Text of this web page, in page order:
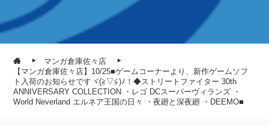
マンガ倉庫佐々店
【マンガ倉庫佐々店】10/25■ゲームコーナーより、新作ゲームソフ
ト入荷のお知らせですヾ(≧▽≦)ﾉ！◆ストリートファイター 30th
ANNIVERSARY COLLECTION ・レゴ DCスーパーヴィランズ ・
World Neverland エルネア王国の日々 ・夜廻と深夜廻 ・DEEMO■